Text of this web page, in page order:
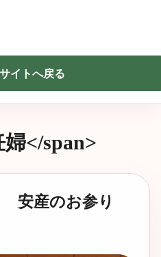
イトへ戻る
</span>
安産のお参り